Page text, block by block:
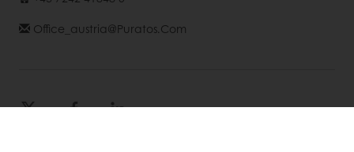
Office_austria@puratos.com